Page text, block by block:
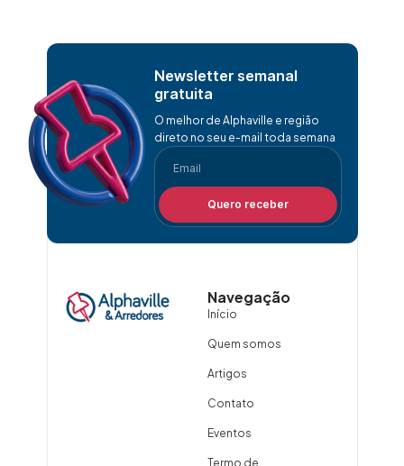
Newsletter semanal
gratuita
O melhor de Alphaville e região
direto no seu e-mail toda semana
Quero receber
Navegação
Início
Quem somos
Artigos
Contato
Eventos
Termo de